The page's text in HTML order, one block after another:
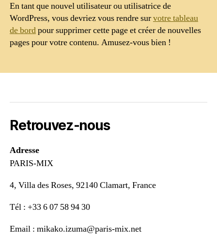
En tant que nouvel utilisateur ou utilisatrice de
WordPress, vous devriez vous rendre survotre tableau
de bordpour supprimer cette page et créer de nouvelles
pages pour votre contenu. Amusez-vous bien !
Retrouvez-nous
Adresse
PARIS-MIX
4, Villa des Roses, 92140 Clamart, France
Tél : +33 6 07 58 94 30
Email : mikako.izuma@paris-mix.net